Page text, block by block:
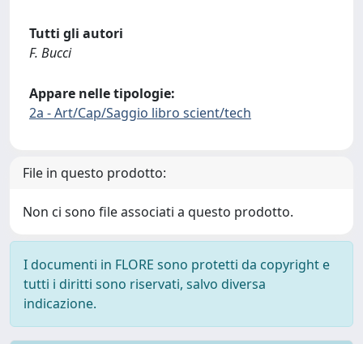
Tutti gli autori
F. Bucci
Appare nelle tipologie:
2a - Art/Cap/Saggio libro scient/tech
File in questo prodotto:
Non ci sono file associati a questo prodotto.
I documenti in FLORE sono protetti da copyright e
tutti i diritti sono riservati, salvo diversa
indicazione.